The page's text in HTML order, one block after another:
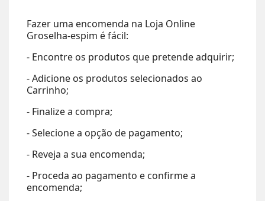
Fazer uma encomenda na Loja Online
Groselha-espim é fácil:
- Encontre os produtos que pretende adquirir;
- Adicione os produtos selecionados ao
Carrinho;
- Finalize a compra;
- Selecione a opção de pagamento;
- Reveja a sua encomenda;
- Proceda ao pagamento e confirme a
encomenda;